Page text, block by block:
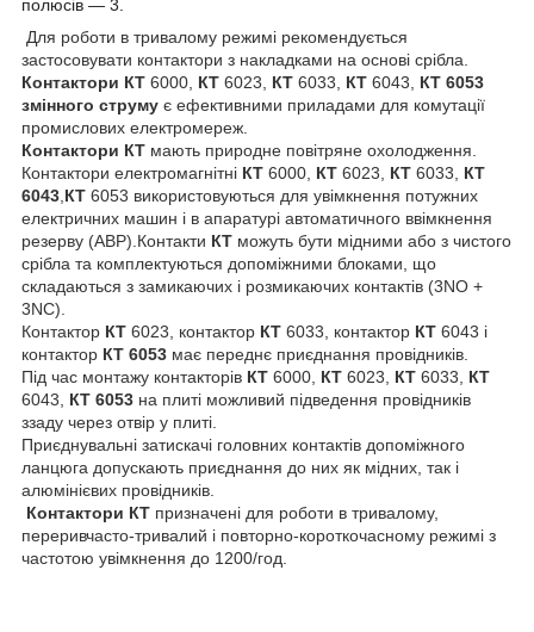
полюсів — 3.
Для роботи в тривалому режимі рекомендується
застосовувати контактори з накладками на основі срібла.
Контактори КТ 6000, КТ 6023, КТ 6033, КТ 6043, КТ 6053
змінного струму є ефективними приладами для комутації
промислових електромереж.
Контактори КТ мають природне повітряне охолодження.
Контактори електромагнітні КТ 6000, КТ 6023, КТ 6033, КТ
6043 КТ 6053 використовуються для увімкнення потужних
електричних машин і в апаратурі автоматичного ввімкнення
резерву (АВР).Контакти КТ можуть бути мідними або з чистого
срібла та комплектуються допоміжними блоками, що
складаються з замикаючих і розмикаючих контактів (3NO +
3NC).
Контактор КТ 6023, контактор КТ 6033, контактор КТ 6043 і
контактор КТ 6053 має переднє приєднання провідників.
Під час монтажу контакторів КТ 6000, КТ 6023, КТ 6033, КТ
6043, КТ 6053 на плиті можливий підведення провідників
ззаду через отвір у плиті.
Приєднувальні затискачі головних контактів допоміжного
ланцюга допускають приєднання до них як мідних, так і
алюмінієвих провідників.
Контактори КТ призначені для роботи в тривалому,
переривчасто-тривалий і повторно-короткочасному режимі з
частотою увімкнення до 1200/год.